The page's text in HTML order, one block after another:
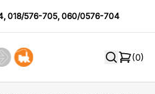
,018/576-705,060/0576-704
(0)